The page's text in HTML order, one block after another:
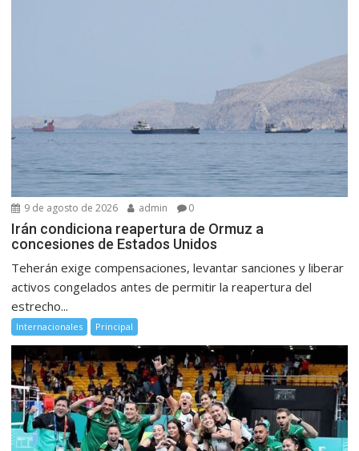
9 de agosto de 2026 admin 0
Irán condiciona reapertura de Ormuz a
concesiones de Estados Unidos
Teherán exige compensaciones, levantar sanciones y liberar
activos congelados antes de permitir la reapertura del
estrecho...
Internacionales Principal